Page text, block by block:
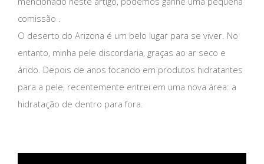
comissão .
O deserto do Arizona é um belo lugar para se viver. No
entanto, minha pele discordaria, graças ao ar seco e
árido. Depois de anos focando em produtos hidratantes
para a pele, recentemente entrei em uma nova área: a
hidratação de dentro para fora.